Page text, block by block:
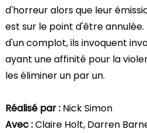
d'horreur alors que leur
est sur le point d'être
d'un complot, ils invoquent
ayant une affinité pour la
les éliminer un par un.
Réalisé par : Nick Simon
Avec :Claire Holt, Darren